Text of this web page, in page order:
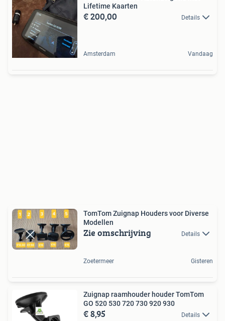
Lifetime Kaarten
€ 200,00 Details
Amsterdam Vandaag
TomTom Zuignap Houders voor Diverse
Modellen
Zie omschrijving Details
Zoetermeer Gisteren
Zuignap raamhouder houder TomTom
GO 520 530 720 730 920 930
€ 8,95 Details